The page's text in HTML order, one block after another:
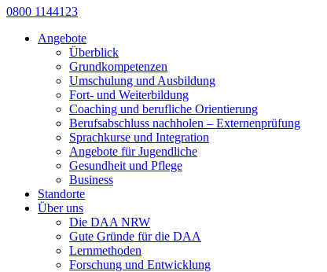
0800 1144123
Angebote
Überblick
Grundkompetenzen
Umschulung und Ausbildung
Fort- und Weiterbildung
Coaching und berufliche Orientierung
Berufsabschluss nachholen – Externenprüfung
Sprachkurse und Integration
Angebote für Jugendliche
Gesundheit und Pflege
Business
Standorte
Über uns
Die DAA NRW
Gute Gründe für die DAA
Lernmethoden
Forschung und Entwicklung